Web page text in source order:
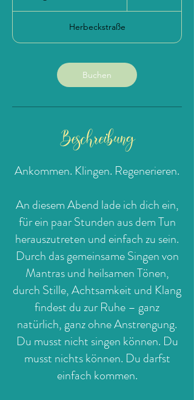
i
n
t
a
m
O
k
.
Herbeckstraße
Buchen
Beschreibung
Ankommen. Klingen. Regenerieren.
An diesem Abend lade ich dich ein,
für ein paar Stunden aus dem Tun
herauszutreten und einfach zu sein.
Durch das gemeinsame Singen von
Mantras und heilsamen Tönen,
durch Stille, Achtsamkeit und Klang
findest du zur Ruhe – ganz
natürlich, ganz ohne Anstrengung.
Du musst nicht singen können. Du
musst nichts können. Du darfst
einfach kommen.